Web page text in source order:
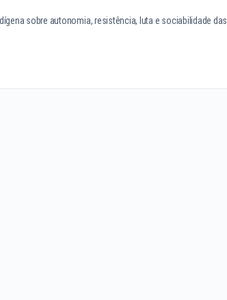
sobre autonomia, resistência, luta e sociabilidade das